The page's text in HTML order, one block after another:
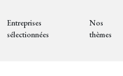
Entreprises
sélectionnées
Nos
thèmes